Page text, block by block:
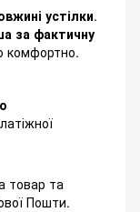
устілки.
за фактичну
комфортно.
товар та
Пошти.